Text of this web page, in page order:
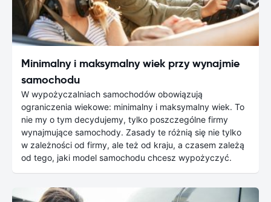
Minimalny i maksymalny wiek przy wynajmie
samochodu
W wypożyczalniach samochodów obowiązują
ograniczenia wiekowe: minimalny i maksymalny wiek. To
nie my o tym decydujemy, tylko poszczególne firmy
wynajmujące samochody. Zasady te różnią się nie tylko
w zależności od firmy, ale też od kraju, a czasem zależą
od tego, jaki model samochodu chcesz wypożyczyć.